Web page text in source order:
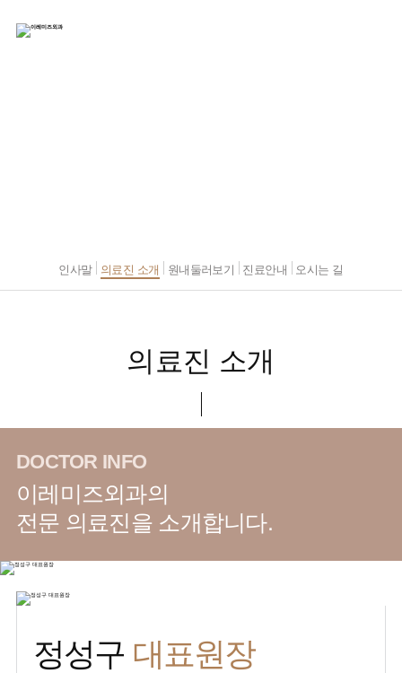
인사말 의료진 소개 원내둘러보기 진료안내 오시는 길
의료진 소개
DOCTOR INFO
이레미즈외과의
전문 의료진을 소개합니다.
정성구 대표원장